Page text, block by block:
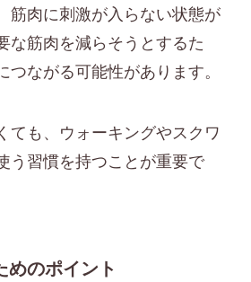
筋肉に刺激が入らない状態が
な筋肉を減らそうとするた
ながる可能性があります。
ても、ウォーキングやスクワ
う習慣を持つことが重要で
めのポイント